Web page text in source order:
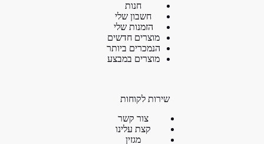
חנות
חשבון שלי
הזמנות שלי
מוצרים חדשים
הנמכרים ביותר
מוצרים במבצע
שירות לקוחות
צור קשר
קצת עלינו
מגזין